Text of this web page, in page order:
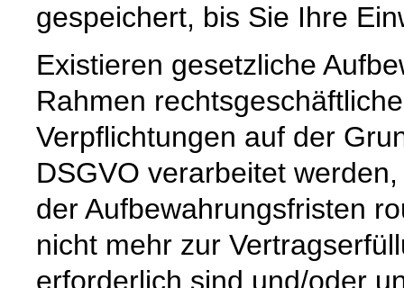
gespeichert, bis Sie Ihre
Existieren gesetzliche
Rahmen
Verpflichtungen auf der
DSGVO verarbeitet
der Aufbewahrungsfristen
nicht mehr zur
erforderlich sind und/oder